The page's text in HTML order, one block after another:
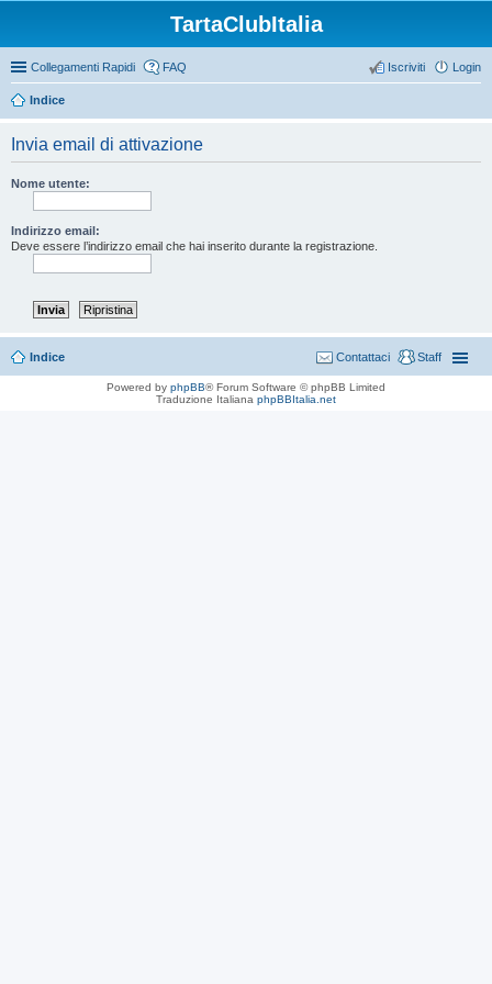
TartaClubItalia
Collegamenti Rapidi FAQ Login
Iscriviti
Indice
Invia email di attivazione
Nome utente:
Indirizzo email:
Deve essere l’indirizzo email che hai inserito durante la registrazione.
Indice Staff
Contattaci
Powered by phpBB® Forum Software © phpBB Limited
Traduzione Italiana phpBBItalia.net